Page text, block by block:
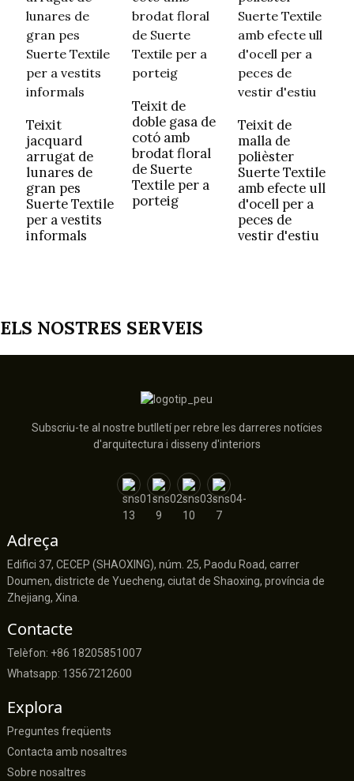
Teixit
jacquard
arrugat de
lunares de
gran pes
Suerte Textile
per a vestits
informals
Teixit de
doble gasa de
cotó amb
brodat floral
de Suerte
Textile per a
porteig
Teixit de
malla de
polièster
Suerte Textile
amb efecte ull
d'ocell per a
peces de
vestir d'estiu
ELS NOSTRES SERVEIS
Subscriu-te al nostre butlletí per rebre les darreres notícies
d'arquitectura i disseny d'interiors
Adreça
Edifici 37, CECEP (SHAOXING), núm. 25, Paodu Road, carrer
Doumen, districte de Yuecheng, ciutat de Shaoxing, província de
Zhejiang, Xina.
Contacte
Telèfon: +86 18205851007
Whatsapp: 13567212600
Explora
Preguntes freqüents
Contacta amb nosaltres
Sobre nosaltres